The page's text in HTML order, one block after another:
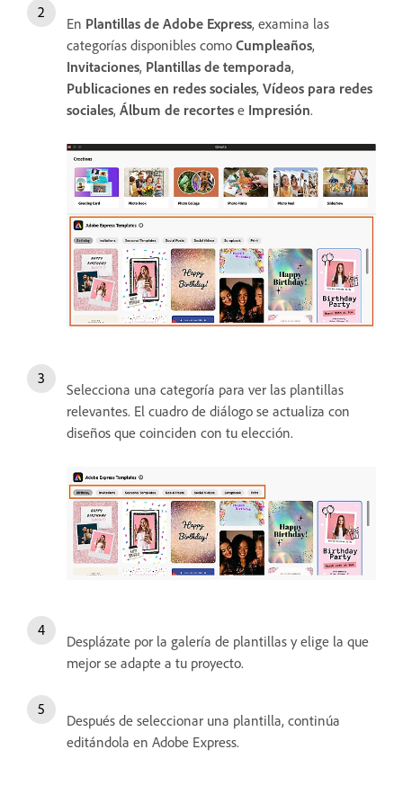
En Plantillas de Adobe Express, examina las
categorías disponibles como Cumpleaños,
Invitaciones, Plantillas de temporada,
Publicaciones en redes sociales, Vídeos para redes
sociales, Álbum de recortes e Impresión.
Selecciona una categoría para ver las plantillas
relevantes. El cuadro de diálogo se actualiza con
diseños que coinciden con tu elección.
Desplázate por la galería de plantillas y elige la que
mejor se adapte a tu proyecto.
Después de seleccionar una plantilla, continúa
editándola en Adobe Express.